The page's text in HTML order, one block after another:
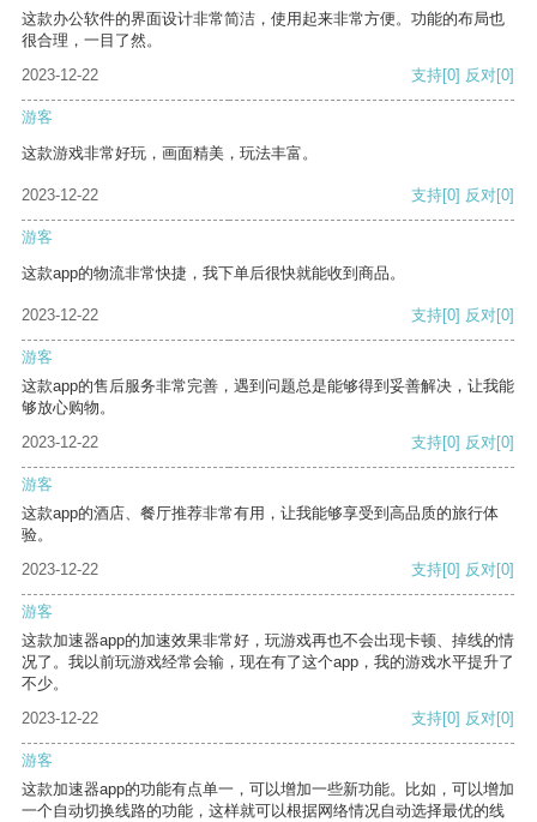
这款办公软件的界面设计非常简洁，使用起来非常方便。功能的布局也
很合理，一目了然。
2023-12-22
支持[0] 反对[0]
游客
这款游戏非常好玩，画面精美，玩法丰富。
2023-12-22 支持[0] 反对[0]
游客
这款app的物流非常快捷，我下单后很快就能收到商品。
2023-12-22 支持[0] 反对[0]
游客
这款app的售后服务非常完善，遇到问题总是能够得到妥善解决，让我能
够放心购物。
2023-12-22
支持[0] 反对[0]
游客
这款app的酒店、餐厅推荐非常有用，让我能够享受到高品质的旅行体
验。
2023-12-22
支持[0] 反对[0]
游客
这款加速器app的加速效果非常好，玩游戏再也不会出现卡顿、掉线的情
况了。我以前玩游戏经常会输，现在有了这个app，我的游戏水平提升了
不少。
2023-12-22
支持[0] 反对[0]
游客
这款加速器app的功能有点单一，可以增加一些新功能。比如，可以增加
一个自动切换线路的功能，这样就可以根据网络情况自动选择最优的线